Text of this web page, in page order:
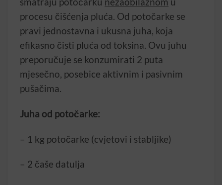
procesu čišćenja pluća. Od potočarke se
pravi jednostavna i ukusna juha, koja
efikasno čisti pluća od toksina. Ovu juhu
preporučuje se konzumirati 2 puta
mjesečno, posebice aktivnim i pasivnim
pušačima.
Juha od potočarke:
– 1 kg potočarke (cvjetovi i stabljike)
– 2 čaše datulja